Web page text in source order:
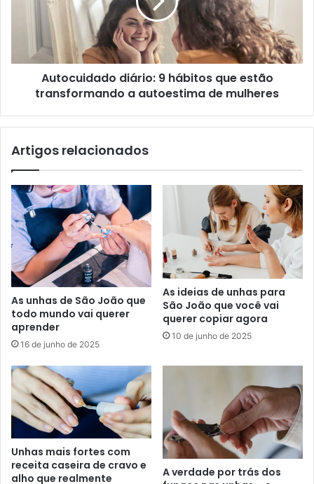
Autocuidado diário: 9 hábitos que estão
transformando a autoestima de mulheres
Artigos relacionados
As unhas de São João que
todo mundo vai querer
aprender
16 de junho de 2025
As ideias de unhas para
São João que você vai
querer copiar agora
10 de junho de 2025
Unhas mais fortes com
receita caseira de cravo e
alho que realmente
A verdade por trás dos